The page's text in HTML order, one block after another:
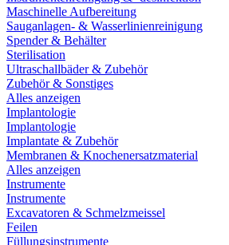
Maschinelle Aufbereitung
Sauganlagen- & Wasserlinienreinigung
Spender & Behälter
Sterilisation
Ultraschallbäder & Zubehör
Zubehör & Sonstiges
Alles anzeigen
Implantologie
Implantologie
Implantate & Zubehör
Membranen & Knochenersatzmaterial
Alles anzeigen
Instrumente
Instrumente
Excavatoren & Schmelzmeissel
Feilen
Füllungsinstrumente